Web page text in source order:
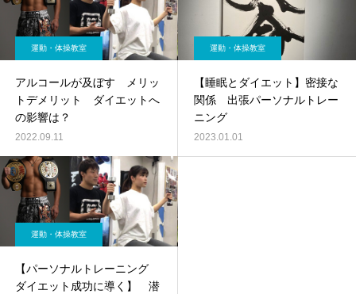
運動・体操教室
アルコールが及ぼす メリッ
トデメリット ダイエットへ
の影響は？
2022.09.11
運動・体操教室
【睡眠とダイエット】密接な
関係 出張パーソナルトレー
ニング
2023.01.01
運動・体操教室
【パーソナルトレーニング
ダイエット成功に導く】 潜